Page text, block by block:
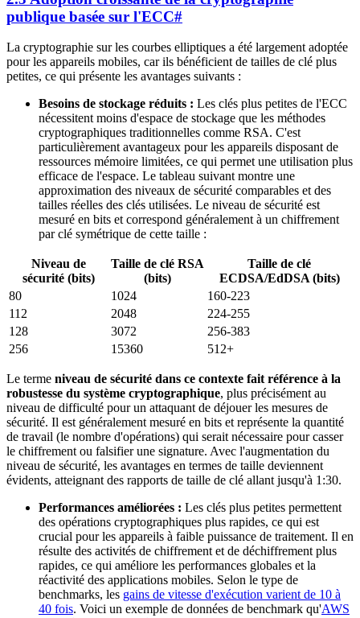
publique basée sur l'ECC#
La cryptographie sur les courbes elliptiques a été largement adoptée
pour les appareils mobiles, car ils bénéficient de tailles de clé plus
petites, ce qui présente les avantages suivants :
Besoins de stockage réduits : Les clés plus petites de l'ECC
nécessitent moins d'espace de stockage que les méthodes
cryptographiques traditionnelles comme RSA. C'est
particulièrement avantageux pour les appareils disposant de
ressources mémoire limitées, ce qui permet une utilisation plus
efficace de l'espace. Le tableau suivant montre une
approximation des niveaux de sécurité comparables et des
tailles réelles des clés utilisées. Le niveau de sécurité est
mesuré en bits et correspond généralement à un chiffrement
par clé symétrique de cette taille :
Niveau de
sécurité (bits)
Taille de clé RSA
(bits)
Taille de clé
ECDSA/EdDSA (bits)
80
1024
160-223
112
2048
224-255
128
3072
256-383
256
15360 512+
Le terme niveau de sécurité dans ce contexte fait référence à la
robustesse du système cryptographique, plus précisément au
niveau de difficulté pour un attaquant de déjouer les mesures de
sécurité. Il est généralement mesuré en bits et représente la quantité
de travail (le nombre d'opérations) qui serait nécessaire pour casser
le chiffrement ou falsifier une signature. Avec l'augmentation du
niveau de sécurité, les avantages en termes de taille deviennent
évidents, atteignant des rapports de taille de clé allant jusqu'à 1:30.
Performances améliorées : Les clés plus petites permettent
des opérations cryptographiques plus rapides, ce qui est
crucial pour les appareils à faible puissance de traitement. Il en
résulte des activités de chiffrement et de déchiffrement plus
rapides, ce qui améliore les performances globales et la
réactivité des applications mobiles. Selon le type de
benchmarks, les gains de vitesse d'exécution varient de 10 à
40 fois. Voici un exemple de données de benchmark qu'AWS